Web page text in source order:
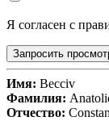
Я согласен с
Запросить
Имя: Becciv
Фамилия:
Отчество: